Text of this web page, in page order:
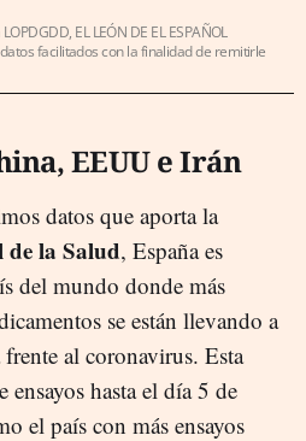
EL LEÓN DE EL ESPAÑOL
facilitados con la finalidad de remitirle
EEUU e Irán
datos que aporta la
la Salud, España es
del mundo donde más
se están llevando a
al coronavirus. Esta
hasta el día 5 de
el país con más ensayos